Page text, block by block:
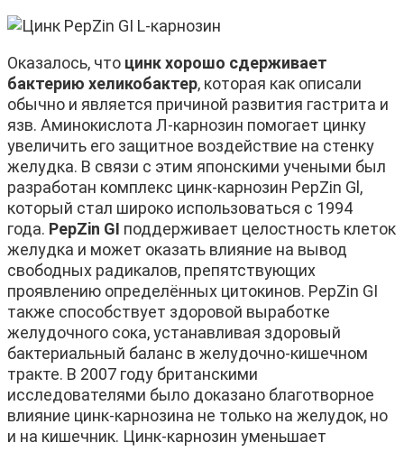
Оказалось, что цинк хорошо сдерживает
бактерию хеликобактер, которая как описали
обычно и является причиной развития гастрита и
язв. Аминокислота Л-карнозин помогает цинку
увеличить его защитное воздействие на стенку
желудка. В связи с этим японскими учеными был
разработан комплекс цинк-карнозин PepZin Gl,
который стал широко использоваться с 1994
года. PepZin GI поддерживает целостность клеток
желудка и может оказать влияние на вывод
свободных радикалов, препятствующих
проявлению определённых цитокинов. PepZin GI
также способствует здоровой выработке
желудочного сока, устанавливая здоровый
бактериальный баланс в желудочно-кишечном
тракте. В 2007 году британскими
исследователями было доказано благотворное
влияние цинк-карнозина не только на желудок, но
и на кишечник. Цинк-карнозин уменьшает